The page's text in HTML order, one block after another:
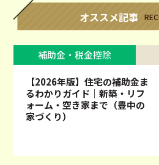
オススメ記事
補助金・税金控除
【2026年版】住宅の補助金ま
るわかりガイド｜新築・リフ
ォーム・空き家まで（豊中の
家づくり）